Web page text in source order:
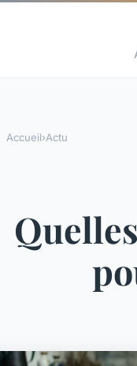
Accueil›Actu